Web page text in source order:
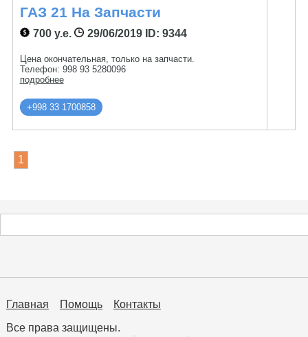
ГАЗ 21 На Запчасти
700 у.е. 29/06/2019ID: 9344
Цена окончательная, только на запчасти.
Телефон: 998 93 5280096
подробнее
+998 33 1700858
1
Главная Помощь
Контакты
Все права защищены.